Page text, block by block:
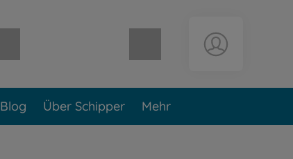
Warenkorb leer
Blog Über Schipper Mehr